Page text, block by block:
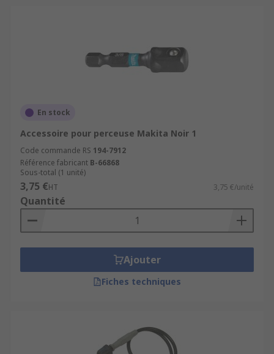
En stock
Accessoire pour perceuse Makita Noir 1
Code commande RS 194-7912
Référence fabricant B-66868
Sous-total (1 unité)
3,75 €HT 3,75 €/unité
Quantité
Ajouter
Fiches techniques